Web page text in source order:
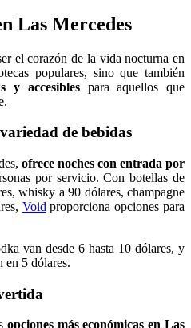
Las Mercedes
el corazón de la vida nocturna en
populares, sino que también
y accesiblespara aquellos que
de bebidas
ofrece noches con entrada por
por servicio. Con botellas de
whisky a 90 dólares, champagne
Void proporciona opciones para
van desde 6 hasta 10 dólares, y
en 5 dólares.
opciones más económicas en Las